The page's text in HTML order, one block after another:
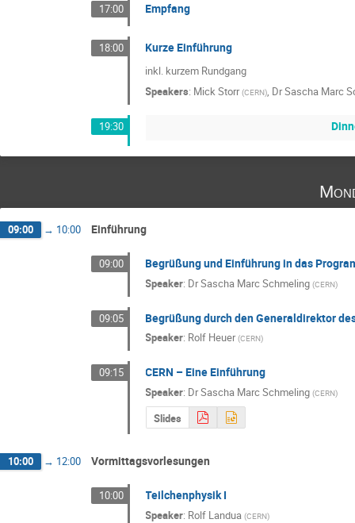
17:00 Empfang
18:00 Kurze Einführung
inkl. kurzem Rundgang
Speakers: Mick Storr (CERN), DrSascha Marc
19:30
09:00 → 10:00 Einführung
09:00 Begrüßung und Einführung in das
Speaker: DrSascha Marc Schmeling (CERN)
09:05 Begrüßung durch den Generaldirektor
Speaker: Rolf Heuer (CERN)
09:15 CERN – Eine Einführung
Speaker: DrSascha Marc Schmeling (CERN)
Slides
10:00 → 12:00 Vormittagsvorlesungen
10:00 Teilchenphysik I
Speaker: Rolf Landua (CERN)